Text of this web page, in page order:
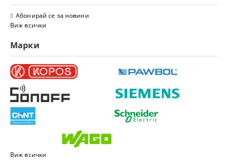
Абонирай се за новини
Виж всички
Марки
Виж всички